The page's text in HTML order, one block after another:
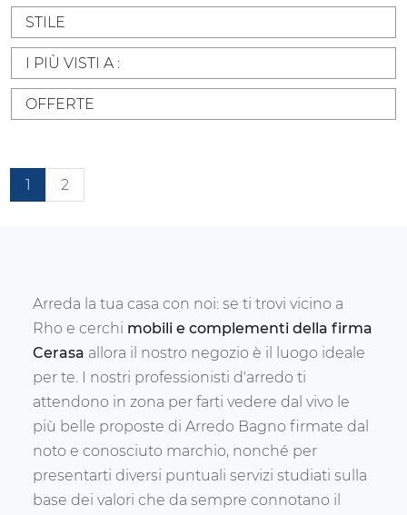
STILE
I PIÙ VISTI A :
OFFERTE
1 2
Arreda la tua casa con noi: se ti trovi vicino a
Rho e cerchi mobili e complementi della firma
Cerasa allora il nostro negozio è il luogo ideale
per te. I nostri professionisti d'arredo ti
attendono in zona per farti vedere dal vivo le
più belle proposte di Arredo Bagno firmate dal
noto e conosciuto marchio, nonché per
presentarti diversi puntuali servizi studiati sulla
base dei valori che da sempre connotano il